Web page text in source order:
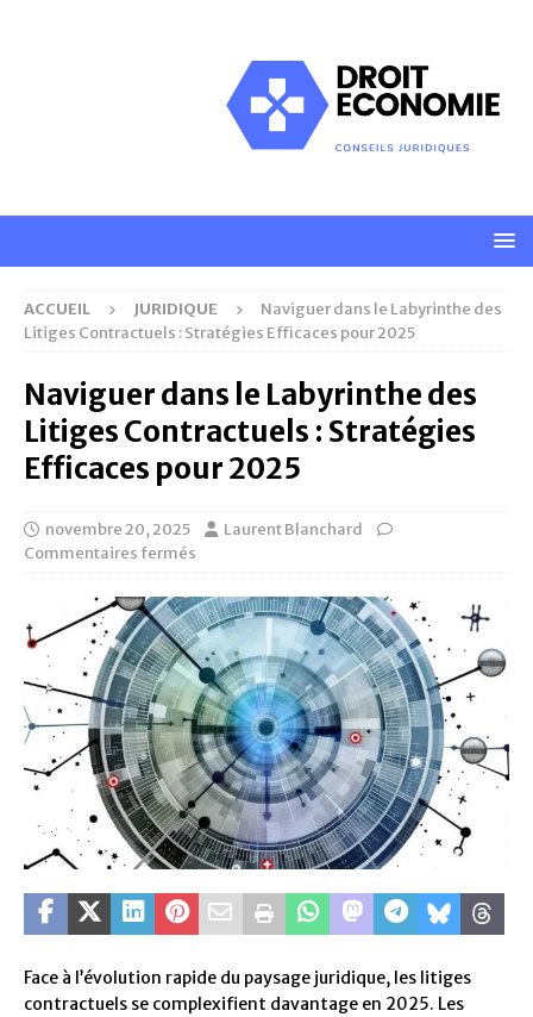
ACCUEIL JURIDIQUE
Naviguer dans le Labyrinthe des
Litiges Contractuels : Stratégies Efficaces pour 2025
Naviguer dans le Labyrinthe des
Litiges Contractuels : Stratégies
Efficaces pour 2025
novembre 20, 2025
Laurent Blanchard
Commentaires fermés
Face à l’évolution rapide du paysage juridique, les litiges
contractuels se complexifient davantage en 2025. Les